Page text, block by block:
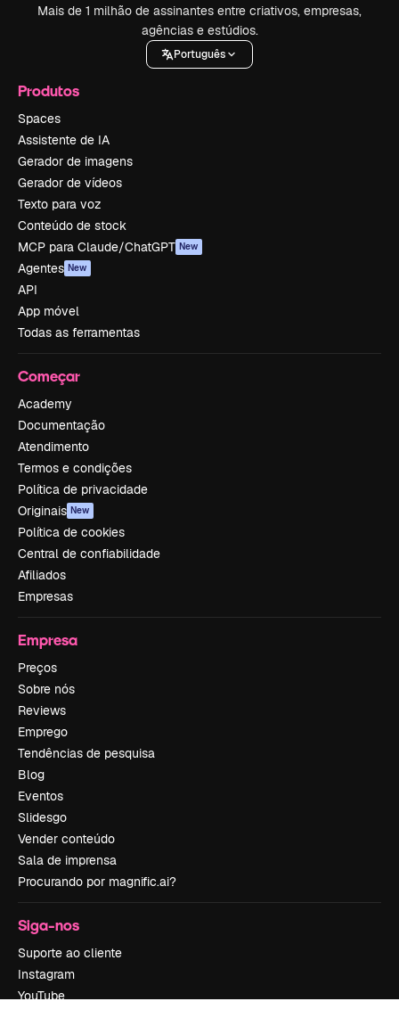
Mais de 1 milhão de assinantes entre criativos, empresas,
agências e estúdios.
Português
Produtos
Spaces
Assistente de IA
Gerador de imagens
Gerador de vídeos
Texto para voz
Conteúdo de stock
MCP para Claude/ChatGPT New
Agentes New
API
App móvel
Todas as ferramentas
Começar
Academy
Documentação
Atendimento
Termos e condições
Política de privacidade
Originais New
Política de cookies
Central de confiabilidade
Afiliados
Empresas
Empresa
Preços
Sobre nós
Reviews
Emprego
Tendências de pesquisa
Blog
Eventos
Slidesgo
Vender conteúdo
Sala de imprensa
Procurando por magnific.ai?
Siga-nos
Suporte ao cliente
Instagram
YouTube